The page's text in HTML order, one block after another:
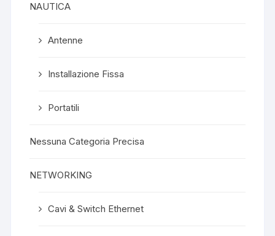
NAUTICA
Antenne
Installazione Fissa
Portatili
Nessuna Categoria Precisa
NETWORKING
Cavi & Switch Ethernet